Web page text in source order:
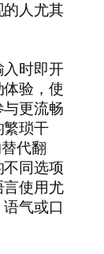
人尤其
时即开
验，使
更流畅
琐干
代翻
同选项
使用尤
气或口